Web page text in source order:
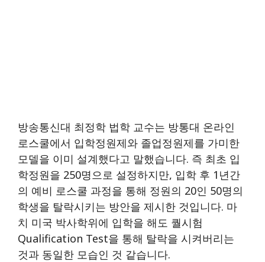
방송통신대 최정학 법학 교수는 방통대 온라인
로스쿨에서 입학정원제와 졸업정원제를 가미한
모델을 이미 설계했다고 말했습니다. 즉 최초 입
학정원을 250명으로 설정하지만, 입학 후 1년간
의 예비 로스쿨 과정을 통해 정원의 20인 50명의
학생을 탈락시키는 방안을 제시한 것입니다. 마
치 미국 박사학위에 입학을 해도 퀄시험
Qualification Test을 통해 탈락을 시켜버리는
것과 동일한 모습인 것 같습니다.